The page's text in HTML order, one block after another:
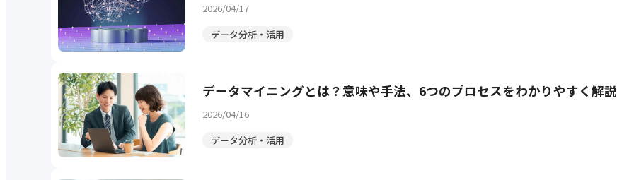
2026/04/17
データ分析・活用
データマイニングとは？意味や手法、6つのプロセスをわかりやすく解説
2026/04/16
データ分析・活用